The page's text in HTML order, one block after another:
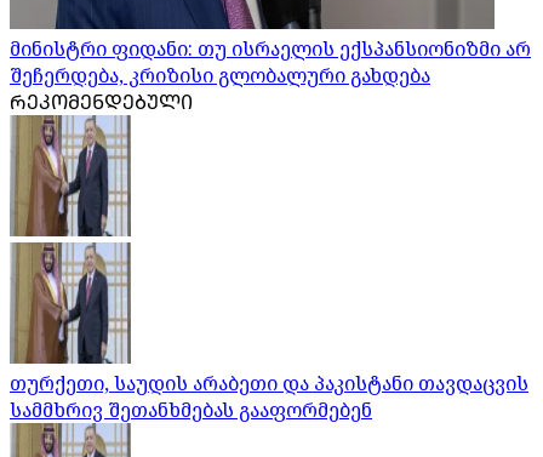
მინისტრი ფიდანი: თუ ისრაელის ექსპანსიონიზმი არ
შეჩერდება, კრიზისი გლობალური გახდება
ᲠᲔᲙᲝᲛᲔᲜᲓᲔᲑᲣᲚᲘ
თურქეთი, საუდის არაბეთი და პაკისტანი თავდაცვის
სამმხრივ შეთანხმებას გააფორმებენ